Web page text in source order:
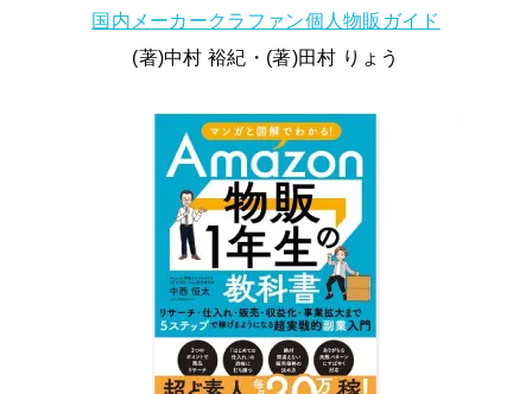
国内メーカークラファン個人物販ガイド
(著)中村 裕紀・(著)田村 りょう